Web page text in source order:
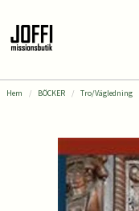
Hem BÖCKER Tro/Vägledning